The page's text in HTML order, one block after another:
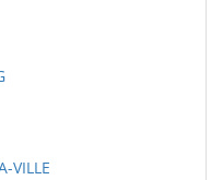
VILLE